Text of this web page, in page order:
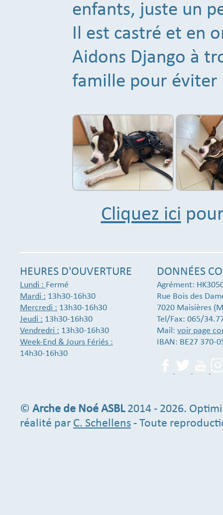
enfants, juste un
Il est castré et en
Aidons Django à
famille pour éviter
Cliquez ici
HEURES D'OUVERTURE
Lundi : Fermé
Mardi : 13h30-16h30
Mercredi : 13h30-16h30
Jeudi : 13h30-16h30
Vendredri : 13h30-16h30
Week-End & Jours Fériés :
14h30-16h30
DONNÉES
Agrément:
Rue Bois des
7020 Maisières
Tel/Fax: 065/
Mail: voir page
IBAN: BE27 370-
© Arche de Noé ASBL2014 - 2026.
réalité par C. Schellens - Toute